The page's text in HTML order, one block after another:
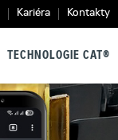
Kariéra Kontakty
TECHNOLOGIE CAT®